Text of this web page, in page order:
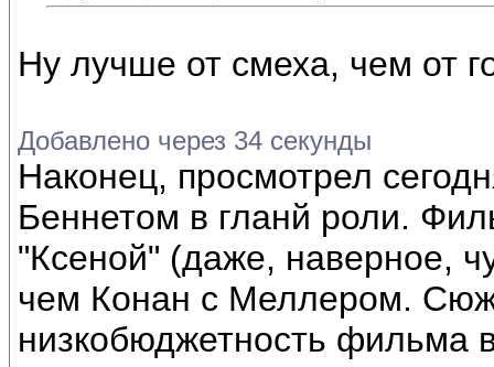
Ну лучше от смеха, чем от
Добавлено через 34 секунды
Наконец, просмотрел
Беннетом в гланй роли.
"Ксеной" (даже, наверное,
чем Конан с Меллером.
низкобюджетность фильма